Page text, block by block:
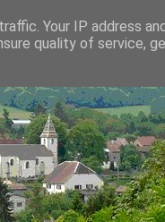
Your IP address
quality of service,